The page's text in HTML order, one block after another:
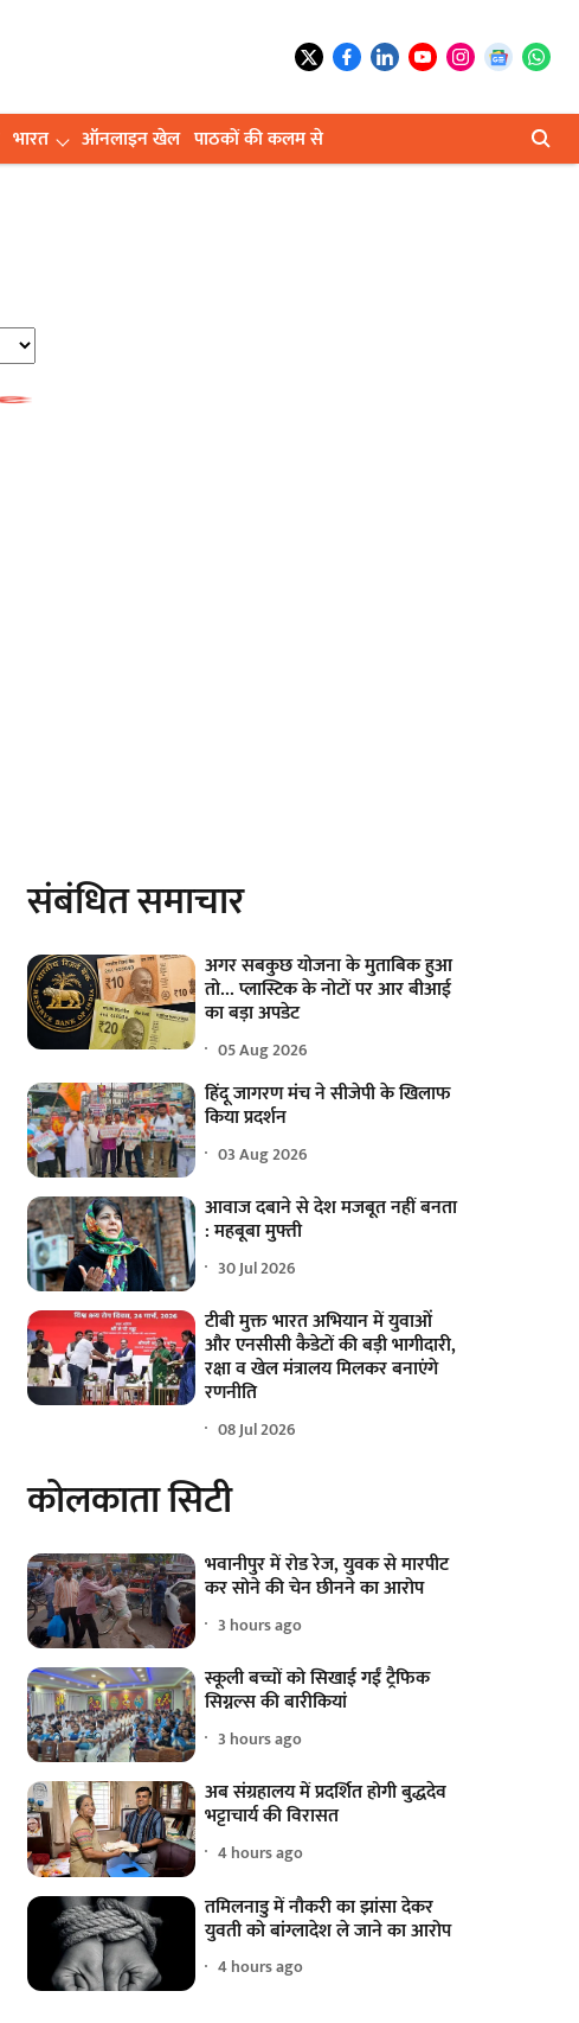
भारत ऑनलाइन खेल पाठकों की कलम से
संबंधित समाचार
अगर सबकुछ योजना के मुताबिक हुआ
तो... प्लास्टिक के नोटों पर आर बीआई
का बड़ा अपडेट
05 Aug 2026
हिंदू जागरण मंच ने सीजेपी के खिलाफ
किया प्रदर्शन
03 Aug 2026
आवाज दबाने से देश मजबूत नहीं बनता
: महबूबा मुफ्ती
30 Jul 2026
टीबी मुक्त भारत अभियान में युवाओं
और एनसीसी कैडेटों की बड़ी भागीदारी,
रक्षा व खेल मंत्रालय मिलकर बनाएंगे
रणनीति
08 Jul 2026
कोलकाता सिटी
भवानीपुर में रोड रेज, युवक से मारपीट
कर सोने की चेन छीनने का आरोप
3 hours ago
स्कूली बच्चों को सिखाई गईं ट्रैफिक
सिग्नल्स की बारीकियां
3 hours ago
अब संग्रहालय में प्रदर्शित होगी बुद्धदेव
भट्टाचार्य की विरासत
4 hours ago
तमिलनाडु में नौकरी का झांसा देकर
युवती को बांग्लादेश ले जाने का आरोप
4 hours ago